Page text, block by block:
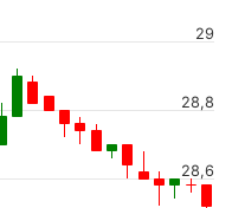
28,6
28,8
29